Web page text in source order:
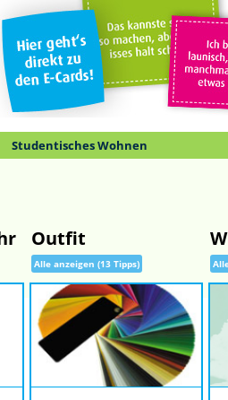
Studentisches Wohnen
Outfit
Alle anzeigen (13 Tipps)